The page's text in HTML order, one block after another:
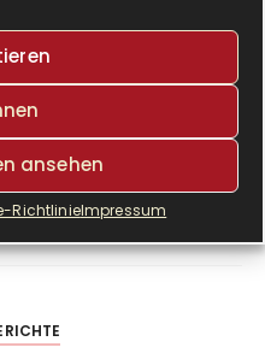
ansehen
RichtlinieImpressum
heiß draußen ist,
mir aus. Das gilt für
für…